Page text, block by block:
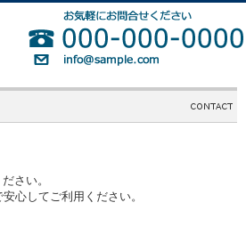
さい。
心してご利用ください。